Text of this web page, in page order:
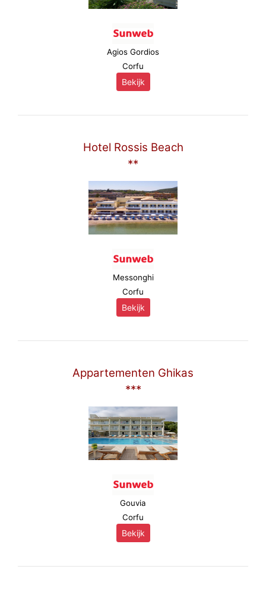
Agios Gordios
Corfu
Bekijk
Hotel Rossis Beach
**
Messonghi
Corfu
Bekijk
Appartementen Ghikas
***
Gouvia
Corfu
Bekijk